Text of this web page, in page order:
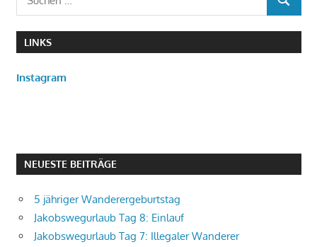
SUCHEN
LINKS
Instagram
NEUESTE BEITRÄGE
5 jähriger Wanderergeburtstag
Jakobswegurlaub Tag 8: Einlauf
Jakobswegurlaub Tag 7: Illegaler Wanderer